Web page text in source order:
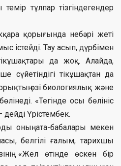
тұлпар тізгіндегендер
қорығында небәрі жеті
Тау асып, дүрбімен
да жоқ. Алайда,
сүйетіндігі тікұшақтан да
өзі биологиялық және
«Тегінде осы бөлініс
Үрістембек.
оның ата-бабалары мекен
белгілі ғалым, тарихшы
«Жел өтінде өскен бір